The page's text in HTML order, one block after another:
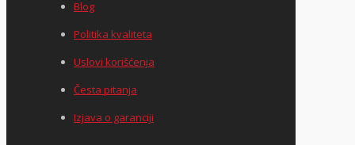
Blog
Politika kvaliteta
Uslovi korišćenja
Česta pitanja
Izjava o garanciji